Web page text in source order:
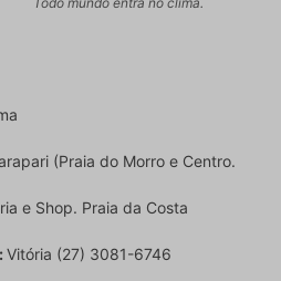
(Praia do Morro e Centro.
e Shop. Praia da Costa
Vitória (27) 3081-6746